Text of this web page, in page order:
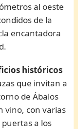
al oeste
de la
encantadora
históricos
que invitan a
de Ábalos
vino, con varias
a los